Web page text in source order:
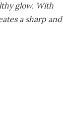
glow. With
a sharp and